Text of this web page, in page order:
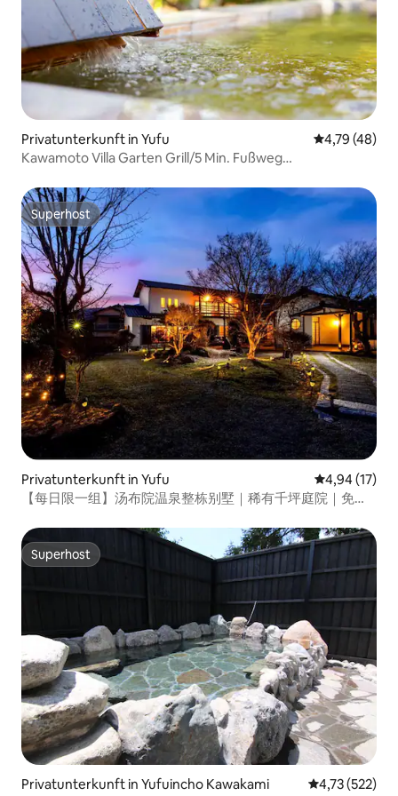
Privatunterkunft in Yufu
4,79 (48)
Kawamoto Villa Garten Grill/5 Min. Fußweg
Superhost
Superhost
Privatunterkunft in Yufu
4,94 (17)
【每日限一组】汤布院温泉整栋别墅｜稀有千坪庭院｜免费
Superhost
Superhost
Privatunterkunft in Yufuincho Kawakami
4,73 (522)